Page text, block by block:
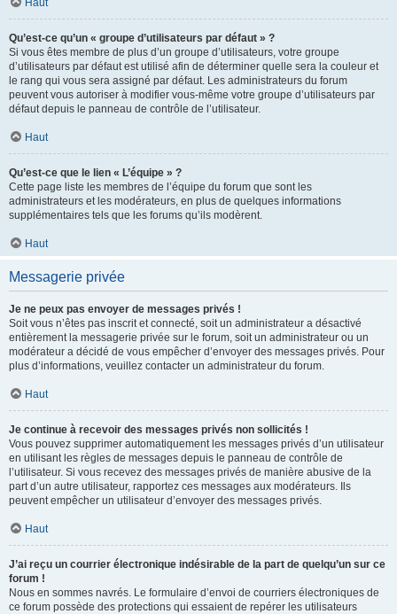
Haut
Qu’est-ce qu’un « groupe d’utilisateurs par défaut » ?
Si vous êtes membre de plus d’un groupe d’utilisateurs, votre groupe
d’utilisateurs par défaut est utilisé afin de déterminer quelle sera la couleur et
le rang qui vous sera assigné par défaut. Les administrateurs du forum
peuvent vous autoriser à modifier vous-même votre groupe d’utilisateurs par
défaut depuis le panneau de contrôle de l’utilisateur.
Haut
Qu’est-ce que le lien « L’équipe » ?
Cette page liste les membres de l’équipe du forum que sont les
administrateurs et les modérateurs, en plus de quelques informations
supplémentaires tels que les forums qu’ils modèrent.
Haut
Messagerie privée
Je ne peux pas envoyer de messages privés !
Soit vous n’êtes pas inscrit et connecté, soit un administrateur a désactivé
entièrement la messagerie privée sur le forum, soit un administrateur ou un
modérateur a décidé de vous empêcher d’envoyer des messages privés. Pour
plus d’informations, veuillez contacter un administrateur du forum.
Haut
Je continue à recevoir des messages privés non sollicités !
Vous pouvez supprimer automatiquement les messages privés d’un utilisateur
en utilisant les règles de messages depuis le panneau de contrôle de
l’utilisateur. Si vous recevez des messages privés de manière abusive de la
part d’un autre utilisateur, rapportez ces messages aux modérateurs. Ils
peuvent empêcher un utilisateur d’envoyer des messages privés.
Haut
J’ai reçu un courrier électronique indésirable de la part de quelqu’un sur ce
forum !
Nous en sommes navrés. Le formulaire d’envoi de courriers électroniques de
ce forum possède des protections qui essaient de repérer les utilisateurs